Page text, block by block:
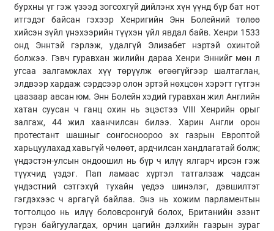
бурхны үг гэж үзээд зогсохгүй дийлэнх хүн үүнд бүр бат нот
итгэдэг байсан гэхээр Хенригийн Энн Болейний төлөө
хийсэн зүйл үнэхээрийн түүхэн үйл явдал байв. Хенри 1533
онд Эннтэй гэрлэж, удалгүй Элизабет нэртэй охинтой
болжээ. Гэвч гуравхан жилийн дараа Хенри Эннийг мөн л
угсаа залгамжлах хүү төрүүлж өгөөгүйгээр шалтаглан,
элдвээр хардаж сэрдсээр олон эртэй нөхцсөн хэрэгт гүтгэн
цаазаар авсан юм. Энн Болейн хэдий гуравхан жил Английн
хатан суусан ч ганц охин нь эцэстээ VIII Хенрийн орыг
залгаж, 44 жил хаанчилсан билээ. Харин Англи орон
протестант шашныг сонгосноороо эх газрын Европтой
харьцуулахад хавьгүй чөлөөт, ардчилсан хандлагатай болж;
үндэстэн-улсын ондоошил нь бүр ч илүү ялгарч ирсэн гэж
түүхчид үздэг. Пап ламаас хүртэл татгалзаж чадсан
үндэстний сэтгэхүй тухайн үедээ шинэлэг, дэвшилтэт
гэгдэхээс ч аргагүй байлаа. Энэ нь хожим парламентын
тогтолцоо нь илүү боловсронгуй болох, Британийн эзэнт
гүрэн байгуулагдах, орчин цагийн дэлхийн газрын зураг